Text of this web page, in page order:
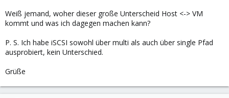
Weiß jemand, woher dieser große Unterscheid Host <-> VM
kommt und was ich dagegen machen kann?
P. S. Ich habe iSCSI sowohl über multi als auch über single Pfad
ausprobiert, kein Unterschied.
Grüße